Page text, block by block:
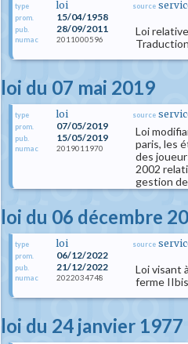
type loi
prom. 15/04/1958
pub. 28/09/2011
numac 2011000596
source
Loi
loi du 07 mai 2019
type loi
prom. 07/05/2019
pub. 15/05/2019
numac 2019011970
source
Loi
paris, les
des
2002
gestion
loi du 06 décembre
type loi
prom. 06/12/2022
pub. 21/12/2022
numac 2022034748
source
Loi visant
ferme IIbis
loi du 24 janvier 1977